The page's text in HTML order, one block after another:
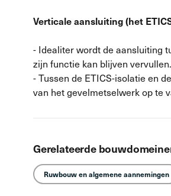
Verticale aansluiting (het
- Idealiter wordt de aansluiting
zijn functie kan blijven vervullen.
- Tussen de ETICS-isolatie en
van het gevelmetselwerk op te
Gerelateerde
Ruwbouw en algemene aannemingen